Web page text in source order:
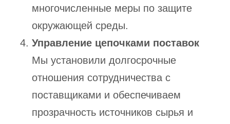
многочисленные меры по защите
окружающей среды.
Управление цепочками поставок
Мы установили долгосрочные
отношения сотрудничества с
поставщиками и обеспечиваем
прозрачность источников сырья и